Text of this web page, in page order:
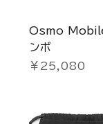
Osmo Mobile
ンボ
価格
￥25,080